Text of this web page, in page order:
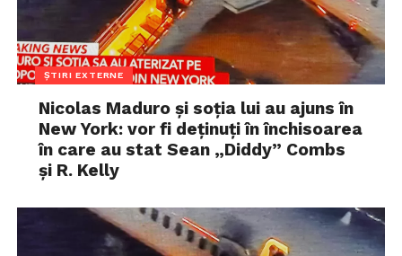
ȘTIRI EXTERNE
Nicolas Maduro și soția lui au ajuns în
New York: vor fi deținuți în închisoarea
în care au stat Sean „Diddy” Combs
și R. Kelly